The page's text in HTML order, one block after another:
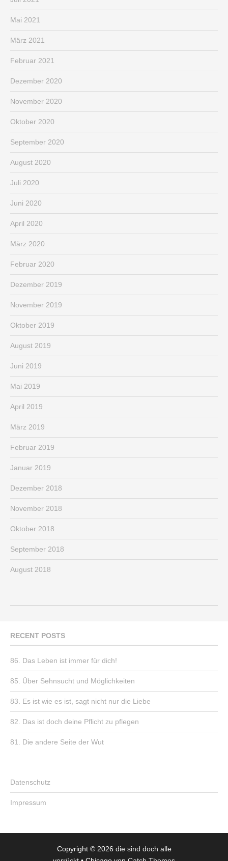
Mai 2021
März 2021
Februar 2021
Dezember 2020
November 2020
Oktober 2020
September 2020
August 2020
Juli 2020
Juni 2020
April 2020
März 2020
Februar 2020
Dezember 2019
November 2019
Oktober 2019
August 2019
Juni 2019
Mai 2019
April 2019
März 2019
Februar 2019
Januar 2019
Dezember 2018
November 2018
Oktober 2018
September 2018
August 2018
RECENT POSTS
86. Das Leben ist immer für dich!
85. Über Sehnsucht und Möglichkeiten
83. Es ist wie es ist, sagt nicht nur die Liebe
82. Das ist doch deine Pflicht zu pflegen
81. Die andere Seite der Wut
Datenschutz
Impressum
Copyright © 2026 die sind doch alle